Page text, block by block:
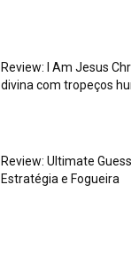
Review: I Am Jesus
divina com tropeços
Review: Ultimate
Estratégia e Fogueira